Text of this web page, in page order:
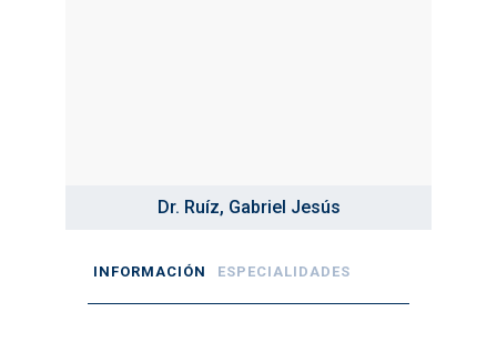
Dr. Ruíz, Gabriel Jesús
INFORMACIÓN ESPECIALIDADES